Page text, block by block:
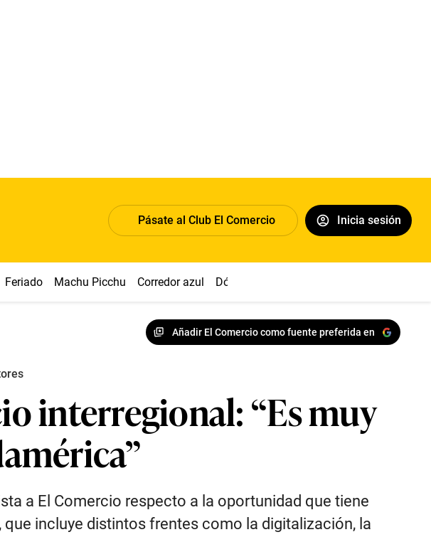
Pásate al Club El Comercio Inicia sesión
Feriado Machu Picchu Corredor azul Dólar
Añadir El Comercio como fuente preferida en
interregional: “Es muy
a El Comercio respecto a la oportunidad que tiene
incluye distintos frentes como la digitalización, la